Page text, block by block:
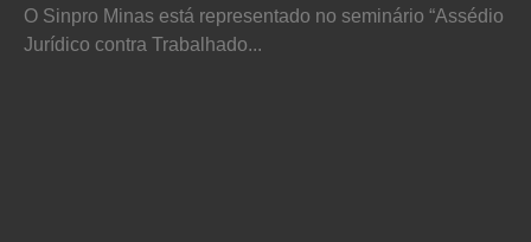
O Sinpro Minas está representado no seminário “Assédio
Jurídico contra Trabalhado...